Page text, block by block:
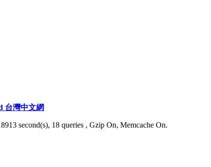
台灣中文網
second(s), 18 queries , Gzip On, Memcache On.